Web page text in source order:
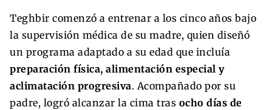
Teghbir comenzó a entrenar a los cinco años bajo
la supervisión médica de su madre, quien diseñó
un programa adaptado a su edad que incluía
preparación física, alimentación especial y
aclimatación progresiva. Acompañado por su
padre, logró alcanzar la cima tras ocho días de